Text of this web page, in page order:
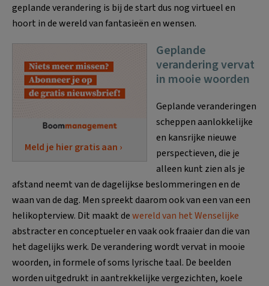
geplande verandering is bij de start dus nog virtueel en
hoort in de wereld van fantasieën en wensen.
Meld je hier gratis aan ›
Geplande
verandering vervat
in mooie woorden
Geplande veranderingen
scheppen aanlokkelijke
en kansrijke nieuwe
perspectieven, die je
alleen kunt zien als je
afstand neemt van de dagelijkse beslommeringen en de
waan van de dag. Men spreekt daarom ook van een van een
helikopterview. Dit maakt dewereld van het Wenselijke
abstracter en conceptueler en vaak ook fraaier dan die van
het dagelijks werk. De verandering wordt vervat in mooie
woorden, in formele of soms lyrische taal. De beelden
worden uitgedrukt in aantrekkelijke vergezichten, koele